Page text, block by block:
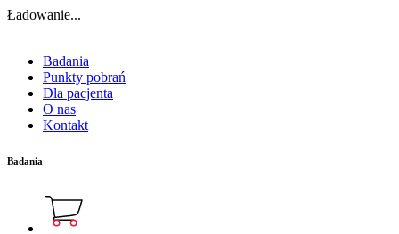
Ładowanie...
Badania
Punkty pobrań
Dla pacjenta
O nas
Kontakt
Badania